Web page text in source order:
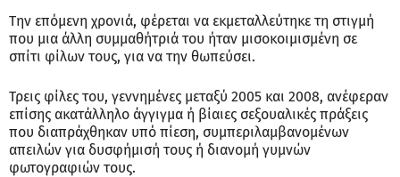
Την επόμενη χρονιά, φέρεται να εκμεταλλεύτηκε τη στιγμή
που μια άλλη συμμαθήτριά του ήταν μισοκοιμισμένη σε
σπίτι φίλων τους, για να την θωπεύσει.
Τρεις φίλες του, γεννημένες μεταξύ 2005 και 2008, ανέφεραν
επίσης ακατάλληλο άγγιγμα ή βίαιες σεξουαλικές πράξεις
που διαπράχθηκαν υπό πίεση, συμπεριλαμβανομένων
απειλών για δυσφήμισή τους ή διανομή γυμνών
φωτογραφιών τους.